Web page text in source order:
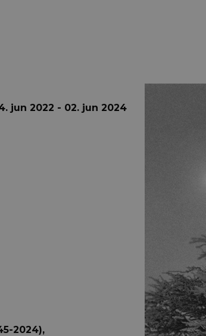
2024),
jun 2022 - 02. jun 2024